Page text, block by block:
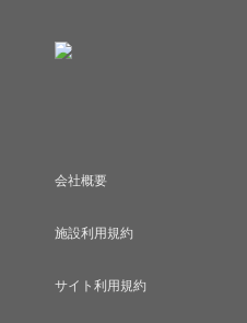
会社概要
施設利用規約
サイト利用規約